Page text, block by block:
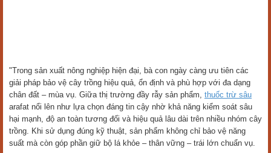
"Trong sản xuất nông nghiệp hiện đại, bà con ngày càng ưu tiên các
giải pháp bảo vệ cây trồng hiệu quả, ổn định và phù hợp với đa dạng
chân đất – mùa vụ. Giữa thị trường đầy rẫy sản phẩm, thuốc trừ sâu
arafat nổi lên như lựa chọn đáng tin cậy nhờ khả năng kiểm soát sâu
hại mạnh, độ an toàn tương đối và hiệu quả lâu dài trên nhiều nhóm cây
trồng. Khi sử dụng đúng kỹ thuật, sản phẩm không chỉ bảo vệ năng
suất mà còn góp phần giữ bộ lá khỏe – thân vững – trái lớn chuẩn vụ.